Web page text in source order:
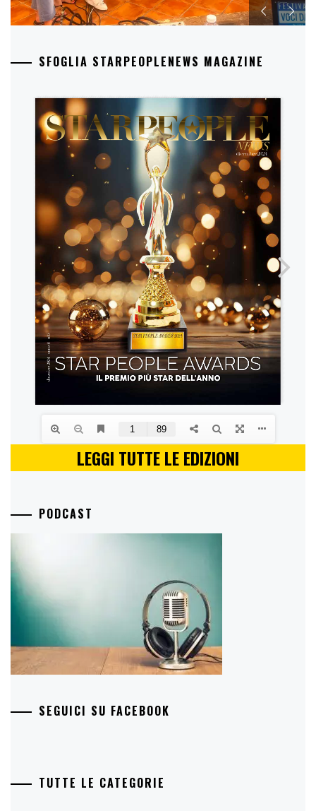
SFOGLIA STARPEOPLENEWS MAGAZINE
LEGGI TUTTE LE EDIZIONI
PODCAST
SEGUICI SU FACEBOOK
TUTTE LE CATEGORIE